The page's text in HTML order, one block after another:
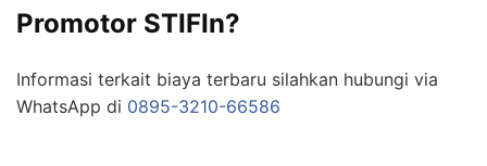
Promotor STIFIn?
Informasi terkait biaya terbaru silahkan hubungi via
WhatsApp di 0895-3210-66586